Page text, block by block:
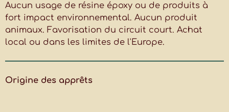
Aucun usage de résine époxy ou de produits à
fort impact environnemental. Aucun produit
animaux. Favorisation du circuit court. Achat
local ou dans les limites de l'Europe.
Origine des apprêts